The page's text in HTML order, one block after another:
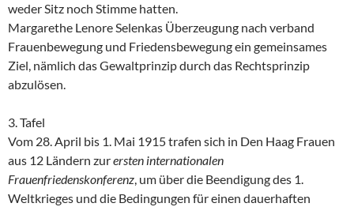
weder Sitz noch Stimme hatten.
Margarethe Lenore Selenkas Überzeugung nach verband
Frauenbewegung und Friedensbewegung ein gemeinsames
Ziel, nämlich das Gewaltprinzip durch das Rechtsprinzip
abzulösen.
3. Tafel
Vom 28. April bis 1. Mai 1915trafen sich in Den Haag Frauen
aus 12 Ländern zurersten internationalen
Frauenfriedenskonferenz, um über die Beendigung des 1.
Weltkrieges und die Bedingungen für einen dauerhaften